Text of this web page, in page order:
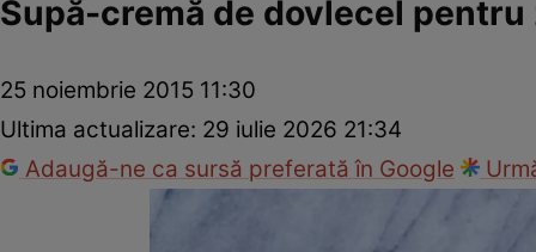
Supă-cremă de dovlecel
25 noiembrie 2015 11:30
Ultima actualizare: 29 iulie 2026 21:34
Adaugă-ne ca sursă preferată în Google